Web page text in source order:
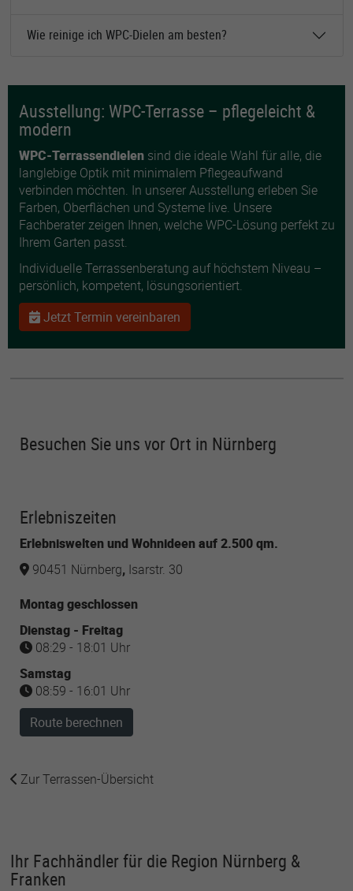
Wie reinige ich WPC-Dielen am besten?
Ausstellung: WPC-Terrasse – pflegeleicht &
modern
WPC-Terrassendielensind die ideale Wahl für alle, die
langlebige Optik mit minimalem Pflegeaufwand
verbinden möchten. In unserer Ausstellung erleben Sie
Farben, Oberflächen und Systeme live. Unsere
Fachberater zeigen Ihnen, welche WPC-Lösung perfekt zu
Ihrem Garten passt.
Individuelle Terrassenberatung auf höchstem Niveau –
persönlich, kompetent, lösungsorientiert.
Jetzt Termin vereinbaren
Besuchen Sie uns vor Ort in Nürnberg
Erlebniszeiten
Erlebniswelten und Wohnideen auf 2.500 qm.
90451 Nürnberg, Isarstr. 30
Montag geschlossen
Dienstag - Freitag
08:29 - 18:01 Uhr
Samstag
08:59 - 16:01 Uhr
Route berechnen
Zur Terrassen-Übersicht
Ihr Fachhändler für die Region Nürnberg &
Franken